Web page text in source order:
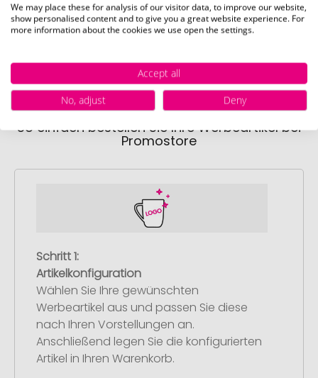
LKW Lion
So einfach bestellen Sie Ihre Werbeartikel bei
Promostore
Schritt 1:
Artikelkonfiguration
Wählen Sie Ihre gewünschten
Werbeartikel aus und passen Sie diese
nach Ihren Vorstellungen an.
Anschließend legen Sie die konfigurierten
Artikel in Ihren Warenkorb.
We may place these for analysis of our visitor data, to improve our website,
show personalised content and to give you a great website experience. For
more information about the cookies we use open the settings.
Accept all
No, adjust
Deny